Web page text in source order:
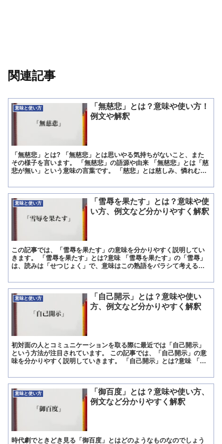
関連記事
意味と使い方
「無慈悲」とは？意味や使い方！
例文や解釈
「無慈悲」とは? 「無慈悲」とは思いやる気持ちがないこと、また
その様子を言います。 「無慈悲」の語源や由来 「無慈悲」とは「慈
悲が無い」という意味の言葉です。 「慈悲」とは慈しみ、憐れむ
意味と使い方
「雪辱を果たす」とは？意味や使
い方、例文など分かりやすく解釈
この記事では、「雪辱を果たす」の意味を分かりやすく説明してい
きます。 「雪辱を果たす」とは?意味 「雪辱を果たす」の「雪辱」
は、読みは「せつじょく」で、意味はこの熟語をバラシて考えると
意味と使い方
「自己開示」とは？意味や使い
方、例文など分かりやすく解釈
初対面の人とコミュニケーションを取る際に最近では「自己開示」
という方法が注目されています。 この記事では、「自己開示」の意
味を分かりやすく説明していきます。 「自己開示」とは?意味 「自
意味と使い方
「御百度」とは？意味や使い方、
例文など分かりやすく解釈
時代劇でときどき見る「御百度」とはどのようなものなのでしょう